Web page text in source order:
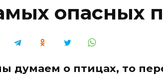
опасных
думаем о птицах, то